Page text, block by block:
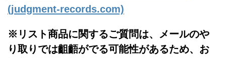
(judgment-records.com)
※リスト商品に関するご質問は、メールのや
り取りでは齟齬がでる可能性があるため、お